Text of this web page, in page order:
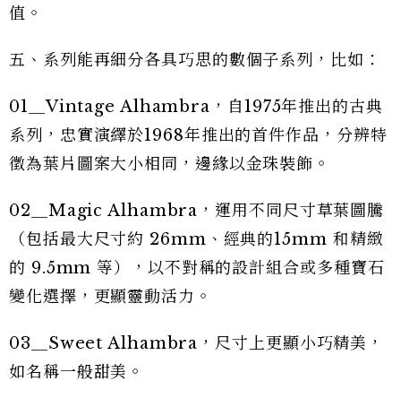
值。
五、系列能再細分各具巧思的數個子系列，比如：
01＿Vintage Alhambra，自1975年推出的古典
系列，忠實演繹於1968年推出的首件作品，分辨特
徵為葉片圖案大小相同，邊緣以金珠裝飾。
02＿Magic Alhambra，運用不同尺寸草葉圖騰
（包括最大尺寸約 26mm、經典的15mm 和精緻
的 9.5mm 等），以不對稱的設計組合或多種寶石
變化選擇，更顯靈動活力。
03＿Sweet Alhambra，尺寸上更顯小巧精美，
如名稱一般甜美。